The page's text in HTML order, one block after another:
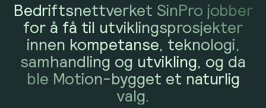
Bedriftsnettverket SinPro jobber
for å få til utviklingsprosjekter
innen kompetanse, teknologi,
samhandling og utvikling, og da
ble Motion-bygget et naturlig
valg.